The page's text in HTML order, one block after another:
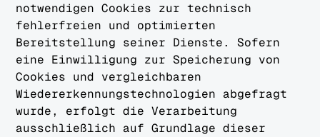
notwendigen Cookies zur technisch
fehlerfreien und optimierten
Bereitstellung seiner Dienste. Sofern
eine Einwilligung zur Speicherung von
Cookies und vergleichbaren
Wiedererkennungstechnologien abgefragt
wurde, erfolgt die Verarbeitung
ausschließlich auf Grundlage dieser